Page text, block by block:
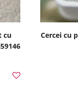
cu
Cercei cu